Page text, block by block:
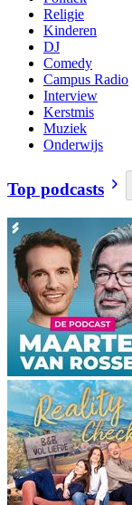
Religie
Kinderen
DJ
Comedy
Campus Radio
Interview
Kerstmis
Muziek
Onderwijs
Top podcasts